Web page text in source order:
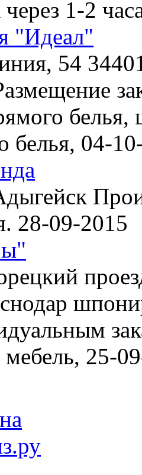
1-2
"Идеал"
54
белья, 04-
28-09-2015
мебель, 25-